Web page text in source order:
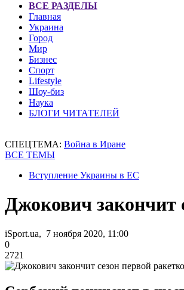
ВСЕ РАЗДЕЛЫ
Главная
Украина
Город
Мир
Бизнес
Спорт
Lifestyle
Шоу-биз
Наука
БЛОГИ ЧИТАТЕЛЕЙ
СПЕЦТЕМА: Война в Иране
ВСЕ ТЕМЫ
Вступление Украины в ЕС
Джокович закончит
iSport.ua, 7 ноября 2020, 11:00
0
2721